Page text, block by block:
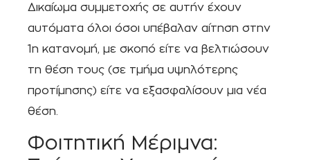
Δικαίωμα συμμετοχής σε αυτήν έχουν
αυτόματα όλοι όσοι υπέβαλαν αίτηση στην
1η κατανομή, με σκοπό είτε να βελτιώσουν
τη θέση τους (σε τμήμα υψηλότερης
προτίμησης) είτε να εξασφαλίσουν μια νέα
θέση.
Φοιτητική Μέριμνα: